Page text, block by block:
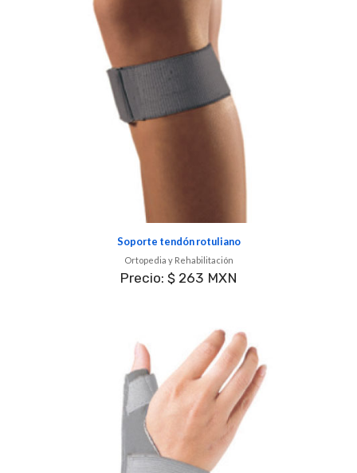
Soporte tendón rotuliano
Ortopedia y Rehabilitación
Precio: $ 263 MXN